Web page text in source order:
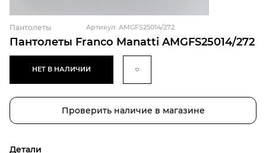
Пантолеты Franco Manatti AMGFS25014/272
Пантолеты Артикул: AMGFS25014/272
НЕТ В НАЛИЧИИ
Проверить наличие в магазине
Детали